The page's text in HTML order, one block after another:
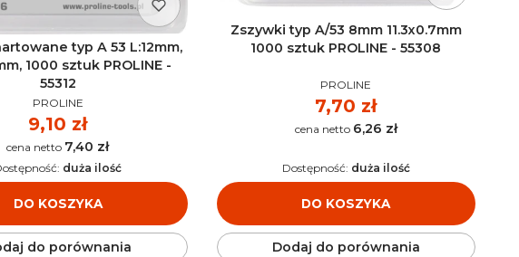
typ A 53 L:12mm,
1000 sztuk PROLINE -
55312
PRODUCENT
PROLINE
Cena
9,10 zł
Cena 7,40 zł
DO KOSZYKA
duża ilość
do porównania
Zszywki typ A/53 8mm 11.3x0.7mm
1000 sztuk PROLINE - 55308
PRODUCENT
PROLINE
Cena
7,70 zł
Cena 6,26 zł
DO KOSZYKA
Dostępność: duża ilość
Dodaj do porównania